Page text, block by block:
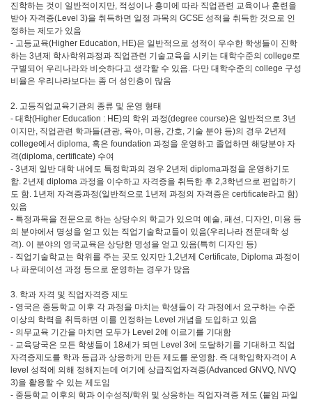
진학하는 것이 일반적이지만, 적성이나 흥미에 따라 직업관련 교육이나 훈련을
받아 자격증(Level 3)을 취득하면 일정 과목의 GCSE 성적을 취득한 것으로 인
정하는 제도가 있음
- 고등교육(Higher Education, HE)은 일반적으로 성적이 우수한 학생들이 진학
하는 3년제 학사학위과정과 직업관련 기술교육을 시키는 대학수준의 college로
구별되어 우리나라와 비슷하다고 생각할 수 있음. 다만 대학수준의 college 구성
비율은 우리나라보다는 좀 더 성인층이 많음
2. 고등직업교육기관의 종류 및 운영 형태
- 대학(Higher Education : HE)의 학위 과정(degree course)은 일반적으로 3년
이지만, 직업관련 학과들(관광, 육아, 미용, 간호, 기술 분야 등)의 경우 2년제
college에서 diploma, 혹은 foundation 과정을 운영하고 졸업하면 해당분야 자
격(diploma, certificate) 수여
- 3년제 일반 대학 내에도 특정학과의 경우 2년제 diploma과정을 운영하기도
함. 2년제 diploma 과정을 이수하고 자격증을 취득한 후 2,3학년으로 편입하기
도 함. 1년제 자격증과정(일반적으로 1년제 과정의 자격증은 certificate라고 함)
있음
- 특정과목을 전문으로 하는 상당수의 학교가 있으며 예술, 패션, 디자인, 미용 등
의 분야에서 명성을 얻고 있는 직업기술학교들이 있음(우리나라 전문대학 성
격). 이 분야의 영국교육은 상당한 명성을 얻고 있음(특히 디자인 등)
- 직업기술학교는 학위를 주는 곳도 있지만 1,2년제 Certificate, Diploma 과정이
나 파운데이션 과정 등으로 운영하는 경우가 많음
3. 학과 자격 및 직업자격증 제도
- 영국은 중등학교 이후 각 과정을 마치는 학생들이 각 과정에서 요구하는 수준
이상의 학력을 취득하면 이를 인정하는 Level 개념을 도입하고 있음
- 의무교육 기간을 마치면 모두가 Level 2에 이르기를 기대함
- 교육당국은 모든 학생들이 18세가 되면 Level 3에 도달하기를 기대하고 직업
자격증제도를 학과 등급과 상응하게 만든 제도를 운영함. 즉 대학입학자격이 A
level 성적에 의해 정해지는데 여기에 상급직업자격증(Advanced GNVQ, NVQ
3)을 활용할 수 있는 제도임
- 중등학교 이후의 학과 이수성적/학위 및 상응하는 직업자격증 제도 (붙임 파일